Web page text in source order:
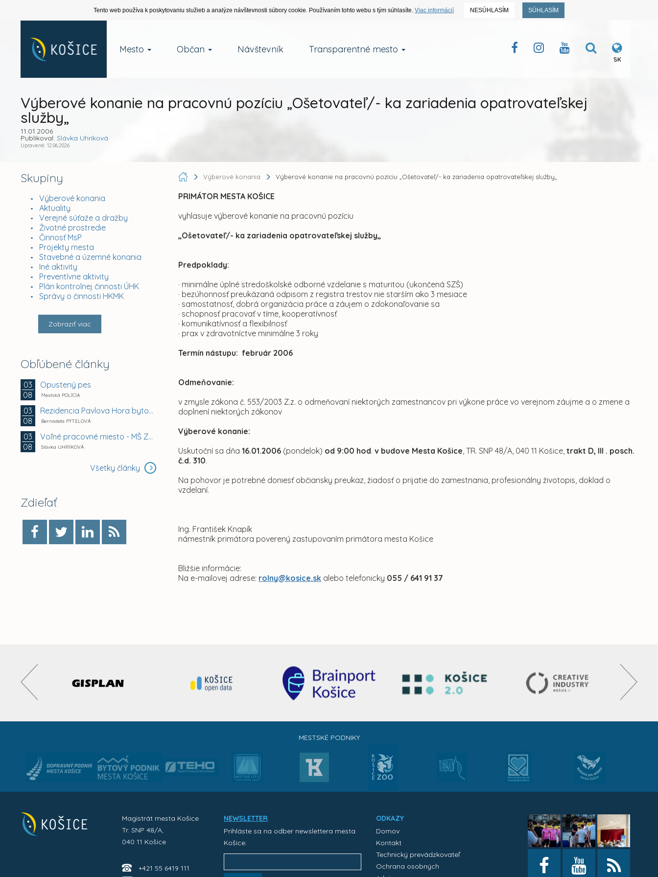
Tento web používa k poskytovaniu služieb a analýze návštevnosti súbory cookie. Používaním tohto webu s tým súhlasíte. Viac informácií NESÚHLASÍM SÚHLASÍM
Mesto Občan Návštevník Transparentné mesto
SK
Výberové konanie na pracovnú pozíciu „Ošetovateľ/- ka zariadenia opatrovateľskej
služby„
11.01.2006
Publikoval: Slávka Uhríková
Upravené: 12.06.2026
Skupiny
Výberové konania
Aktuality
Verejné súťaže a dražby
Životné prostredie
Činnosť MsP
Projekty mesta
Stavebné a územné konania
Iné aktivity
Preventívne aktivity
Plán kontrolnej činnosti ÚHK
Správy o činnosti HKMK
Zobraziť viac
Obľúbené články
03
08
Opustený pes
Mestská POLÍCIA
03
08
Rezidencia Pavlova Hora bytový dom A + B +...
Bernadeta PYTELOVÁ
03
08
Voľné pracovné miesto - MŠ Zuzkin park 2, Košice -...
Slávka UHRÍKOVÁ
Všetky články
Zdieľať
Výberové konania Výberové konanie na pracovnú pozíciu „Ošetovateľ/- ka zariadenia opatrovateľskej služby„
PRIMÁTOR MESTA KOŠICE
vyhlasuje výberové konanie na pracovnú pozíciu
„Ošetovateľ/- ka zariadenia opatrovateľskej služby„
Predpoklady:
· minimálne úplné stredoškolské odborné vzdelanie s maturitou (ukončená SZŠ)
· bezúhonnosť preukázaná odpisom z registra trestov nie starším ako 3 mesiace
· samostatnosť, dobrá organizácia práce a záujem o zdokonaľovanie sa
· schopnosť pracovať v tíme, kooperatívnosť
· komunikatívnosť a flexibilnosť
· prax v zdravotníctve minimálne 3 roky
Termín nástupu: február 2006
Odmeňovanie:
v zmysle zákona č. 553/2003 Z.z. o odmeňovaní niektorých zamestnancov pri výkone práce vo verejnom záujme a o zmene a
doplnení niektorých zákonov
Výberové konanie:
Uskutoční sa dňa16.01.2006 (pondelok) od 9:00 hod.v budove Mesta Košice, TR. SNP 48/A, 040 11 Košice, trakt D, III . posch.
č.d. 310.
Na pohovor je potrebné doniesť občiansky preukaz, žiadosť o prijatie do zamestnania, profesionálny životopis, doklad o
vzdelaní.
Ing. František Knapík
námestník primátora poverený zastupovaním primátora mesta Košice
Bližšie informácie:
Na e-mailovej adrese: rolny@kosice.sk alebo telefonicky 055 / 641 91 37
MESTSKÉ PODNIKY
Magistrát mesta Košice
Tr. SNP 48/A,
040 11 Košice
+421 55 6419 111
NEWSLETTER
Prihláste sa na odber newslettera mesta
Košice:
ODKAZY
Domov
Kontakt
Technický prevádzkovateľ
Ochrana osobných